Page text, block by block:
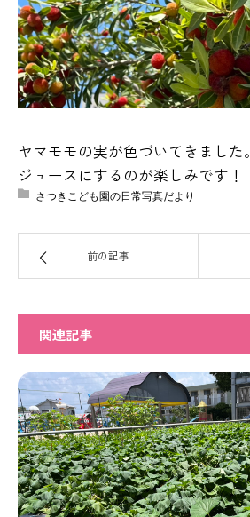
ヤマモモの実が色づいてきました。
ジュースにするのが楽しみです！
さつきこども園の日常写真だより
前の記事
関連記事